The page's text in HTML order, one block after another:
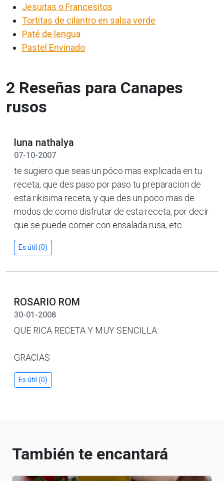
Jesuitas o Francesitos
Tortitas de cilantro en salsa verde
Paté de lengua
Pastel Envinado
2 Reseñas para Canapes
rusos
luna nathalya
07-10-2007
te sugiero que seas un póco mas explicada en tu
receta, que des paso por paso tu preparacion de
esta rikisima receta, y que des un poco mas de
modos de como disfrutar de esta receta, por decir
que se puede comer con ensalada rusa, etc.
Es útil (0)
ROSARIO ROM
30-01-2008
QUE RICA RECETA Y MUY SENCILLA.
GRACIAS
Es útil (0)
También te encantará